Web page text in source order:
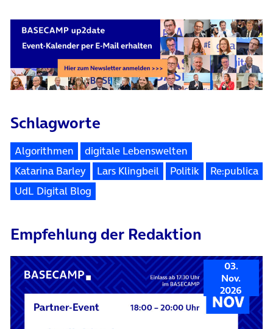
Schlagworte
Algorithmen
digitale Lebenswelten
Katarina Barley
Lars Klingbeil Politik
Re:publica
UdL Digital Blog
Empfehlung der Redaktion
03.
Nov.
2026